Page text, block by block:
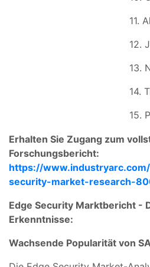
11.
12.
13.
14.
15.
Erhalten Sie Zugang zum
Forschungsbericht:
https://
security-market-research-
Edge Security Marktbericht -
Erkenntnisse:
Wachsende Popularität von